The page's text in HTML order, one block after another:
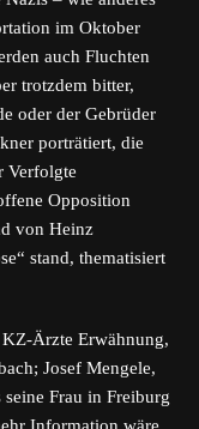
im Oktober
auch Fluchten
trotzdem bitter,
oder der Gebrüder
porträtiert, die
Verfolgte
Opposition
von Heinz
stand, thematisiert
Ärzte Erwähnung,
Josef Mengele,
Frau in Freiburg